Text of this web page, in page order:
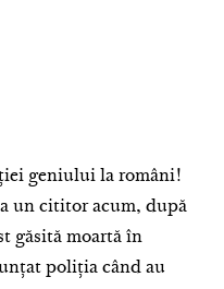
geniului la români!
un cititor acum, după
găsită moartă în
poliția când au